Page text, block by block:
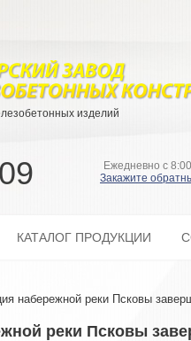
изделий
Ежедневно с
Закажите
КАТАЛОГ ПРОДУКЦИИ
набережной реки Псковы
реки Псковы